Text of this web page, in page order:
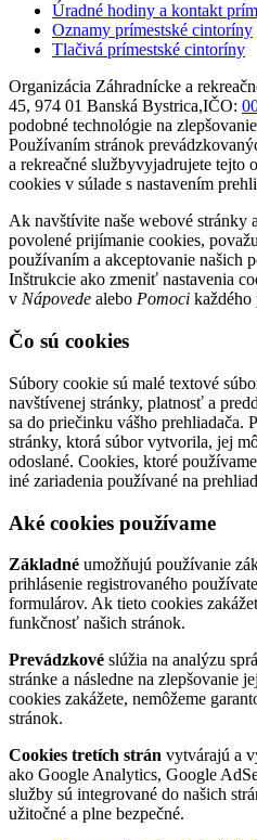
Úradné hodiny a kontakt
Oznamy prímestské cintoríny
Tlačivá prímestské cintoríny
Organizácia Záhradnícke a
45, 974 01 Banská Bystrica,IČO:
podobné technológie na
Používaním stránok
a rekreačné službyvyjadrujete tejto
cookies v súlade s nastavením
Ak navštívite naše webové stránky
povolené prijímanie cookies,
používaním a akceptovanie našich
Inštrukcie ako zmeniť nastavenia
v Nápovede alebo Pomoci každého
Čo sú cookies
Súbory cookie sú malé textové
navštívenej stránky, platnosť a
sa do priečinku vášho prehliadača.
stránky, ktorá súbor vytvorila, jej
odoslané. Cookies, ktoré
iné zariadenia používané na
Aké cookies používame
Základné umožňujú používanie
prihlásenie registrovaného
formulárov. Ak tieto cookies
funkčnosť našich stránok.
Prevádzkové slúžia na analýzu
stránke a následne na zlepšovanie
cookies zakážete, nemôžeme
stránok.
Cookies tretích strán vytvárajú a
ako Google Analytics, Google
služby sú integrované do našich
užitočné a plne bezpečné.